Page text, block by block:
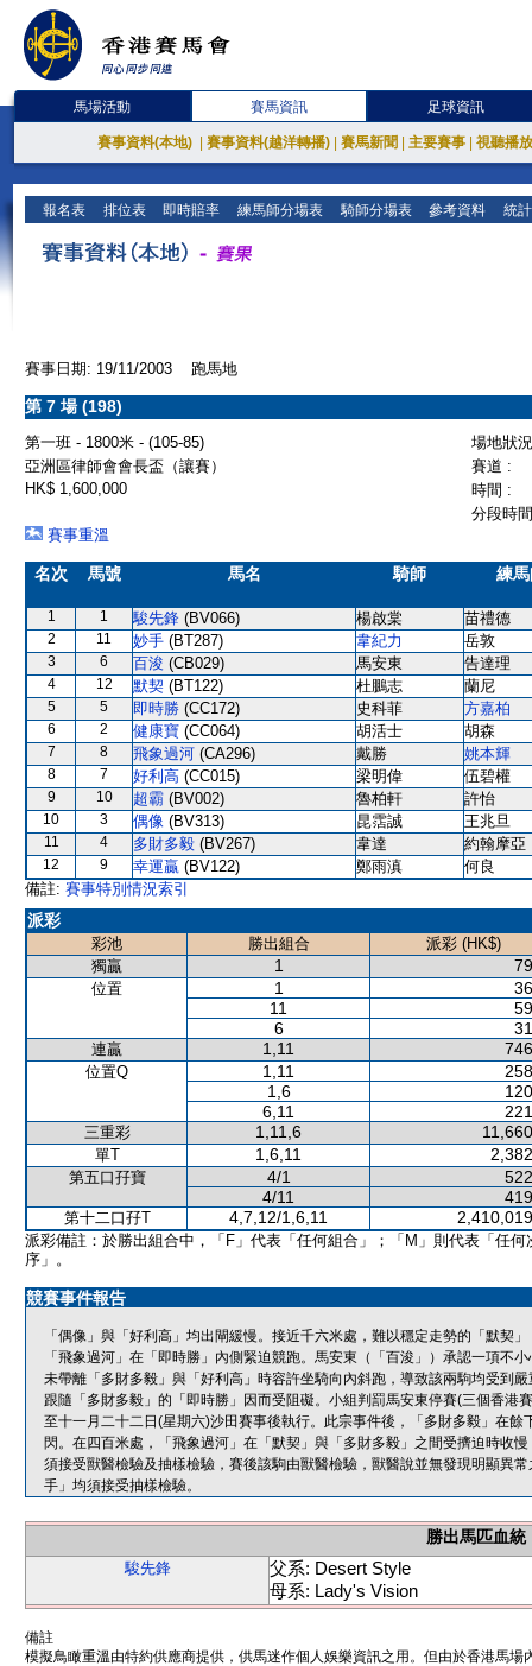
馬場活動 賽馬資訊 足球資訊
賽事資料(本地) 賽事資料(越洋轉播) 賽馬新聞 主要賽事 視聽播
報名表 排位表 即時賠率 練馬師分場表 騎師分場表 參考資料 統
賽事日期: 19/11/2003 跑馬地
第 7 場 (198)
第一班 - 1800米 - (105-85)
場地狀
亞洲區律師會會長盃（讓賽）
賽道 :
HK$ 1,600,000
時間 :
分段時
賽事重溫
名次 馬號 馬名 騎師 練
1 1 駿先鋒 (BV066) 楊啟棠 苗禮德
2 11 妙手 (BT287) 韋紀力 岳敦
3 6 百浚 (CB029) 馬安東 告達理
4 12 默契 (BT122) 杜鵬志 蘭尼
5 5 即時勝 (CC172) 史科菲 方嘉柏
6 2 健康寶 (CC064) 胡活士 胡森
7 8 飛象過河 (CA296) 戴勝 姚本輝
8 7 好利高 (CC015) 梁明偉 伍碧權
9 10 超霸 (BV002) 魯柏軒 許怡
10 3 偶像 (BV313) 昆霑誠 王兆旦
11 4 多財多毅 (BV267) 韋達 約翰摩亞
12 9 幸運贏 (BV122) 鄭雨滇
何良
備註: 賽事特別情況索引
派彩
彩池 勝出組合
派彩 (HK$)
獨贏
1
位置 1
11
6
連贏 1,11
位置Q 1,11
1,6
6,11
三重彩 1,11,6
單T 1,6,11
第五口孖寶 4/1
4/11
第十二口孖T 4,7,12/1,6,11
派彩備註：於勝出組合中，「F」代表「任何組合」；「M」則代表「任何
序」。
競賽事件報告
「偶像」與「好利高」均出閘緩慢。接近千六米處，難以穩定走勢的「默契
「飛象過河」在「即時勝」內側緊迫競跑。馬安東（「百浚」）承認一項不
未帶離「多財多毅」與「好利高」時容許坐騎向內斜跑，導致該兩駒均受到
跟隨「多財多毅」的「即時勝」因而受阻礙。小組判罰馬安東停賽(三個香港
至十一月二十二日(星期六)沙田賽事後執行。此宗事件後，「多財多毅」在
閃。在四百米處，「飛象過河」在「默契」與「多財多毅」之間受擠迫時收
須接受獸醫檢驗及抽樣檢驗，賽後該駒由獸醫檢驗，獸醫說並無發現明顯異
手」均須接受抽樣檢驗。
勝出馬匹血統
駿先鋒
父系: Desert Style
母系: Lady's Vision
備註
模擬鳥瞰重溫由特約供應商提供，供馬迷作個人娛樂資訊之用。但由於香港馬